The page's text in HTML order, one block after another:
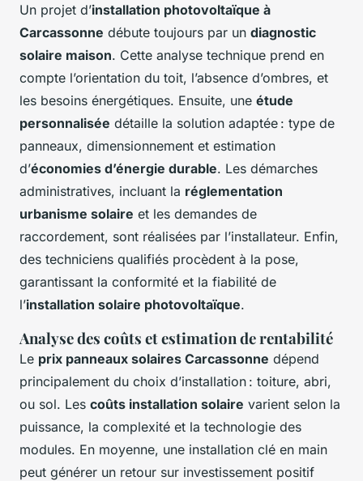
Un projet d’installation photovoltaïque à
Carcassonne débute toujours par un diagnostic
solaire maison. Cette analyse technique prend en
compte l’orientation du toit, l’absence d’ombres, et
les besoins énergétiques. Ensuite, une étude
personnalisée détaille la solution adaptée : type de
panneaux, dimensionnement et estimation
d’économies d’énergie durable. Les démarches
administratives, incluant la réglementation
urbanisme solaire et les demandes de
raccordement, sont réalisées par l’installateur. Enfin,
des techniciens qualifiés procèdent à la pose,
garantissant la conformité et la fiabilité de
l’installation solaire photovoltaïque.
Analyse des coûts et estimation de rentabilité
Le prix panneaux solaires Carcassonne dépend
principalement du choix d’installation : toiture, abri,
ou sol. Les coûts installation solaire varient selon la
puissance, la complexité et la technologie des
modules. En moyenne, une installation clé en main
peut générer un retour sur investissement positif